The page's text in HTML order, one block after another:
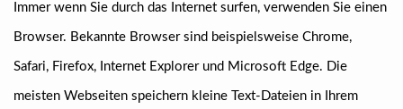
Immer wenn Sie durch das Internet surfen, verwenden Sie einen
Browser. Bekannte Browser sind beispielsweise Chrome,
Safari, Firefox, Internet Explorer und Microsoft Edge. Die
meisten Webseiten speichern kleine Text-Dateien in Ihrem